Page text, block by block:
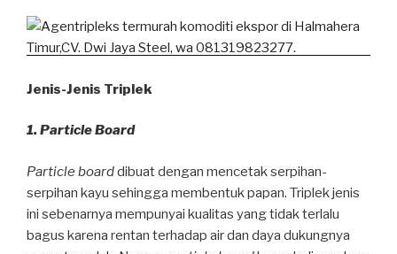
Jenis-Jenis Triplek
1. Particle Board
Particle boarddibuat dengan mencetak serpihan-
serpihan kayu sehingga membentuk papan. Triplek jenis
ini sebenarnya mempunyai kualitas yang tidak terlalu
bagus karena rentan terhadap air dan daya dukungnya